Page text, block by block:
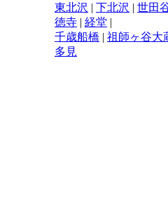
東北沢 | 下北沢 | 世田
徳寺 | 経堂 |
千歳船橋 | 祖師ヶ谷大
多見